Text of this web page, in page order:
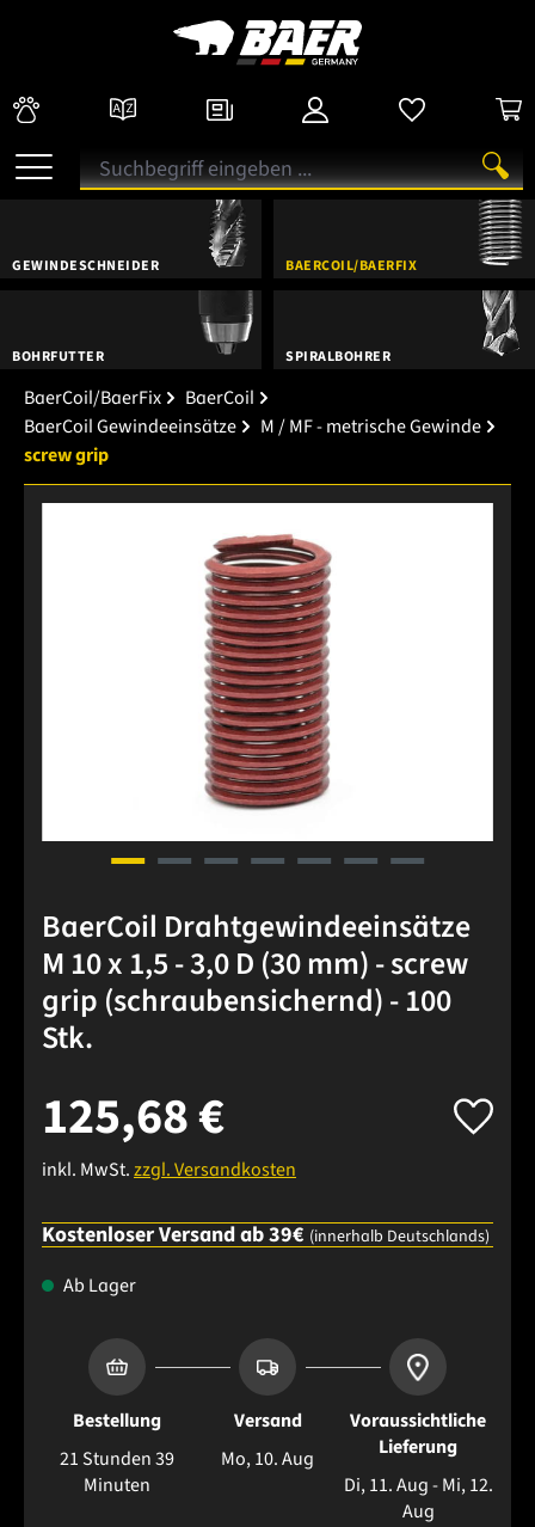
GEWINDESCHNEIDER BAERCOIL/BAERFIX
BOHRFUTTER SPIRALBOHRER
BaerCoil/BaerFix
BaerCoil
BaerCoil Gewindeeinsätze
M / MF - metrische Gewinde
screw grip
BaerCoil Drahtgewindeeinsätze
M 10 x 1,5 - 3,0 D (30 mm) - screw
grip (schraubensichernd) - 100
Stk.
125,68 €
inkl. MwSt.zzgl. Versandkosten
Kostenloser Versand ab 39€ (innerhalb Deutschlands)
Ab Lager
Bestellung
21 Stunden 39
Minuten
Versand
Mo, 10. Aug
Voraussichtliche
Lieferung
Di, 11. Aug - Mi, 12.
Aug